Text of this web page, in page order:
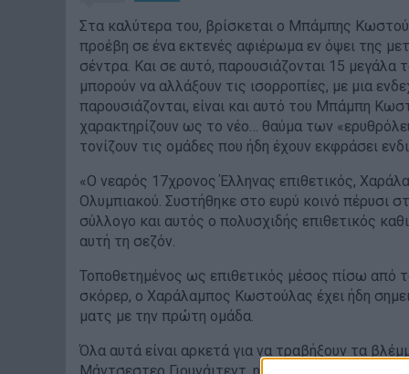
Στα καλύτερα του, βρίσκεται ο Μπάμπης
προέβη σε ένα εκτενές αφιέρωμα εν όψει της
σέντρα. Και σε αυτό, παρουσιάζονται 15
μπορούν να αλλάξουν τις ισορροπίες, με μια
παρουσιάζονται, είναι και αυτό του Μπάμπη
χαρακτηρίζουν ως το νέο… θαύμα των
τονίζουν τις ομάδες που ήδη έχουν εκφράσει
«Ο νεαρός 17χρονος Έλληνας επιθετικός,
Ολυμπιακού. Συστήθηκε στο ευρύ κοινό πέρυσι
σύλλογο και αυτός ο πολυσχιδής επιθετικός
αυτή τη σεζόν.
Τοποθετημένος ως επιθετικός μέσος πίσω από
σκόρερ, ο Χαράλαμπος Κωστούλας έχει ήδη
ματς με την πρώτη ομάδα.
Όλα αυτά είναι αρκετά για να τραβήξουν τα
Μάντσεστερ Γιουνάιτεντ, η Μπάγερν Μονάχου, η